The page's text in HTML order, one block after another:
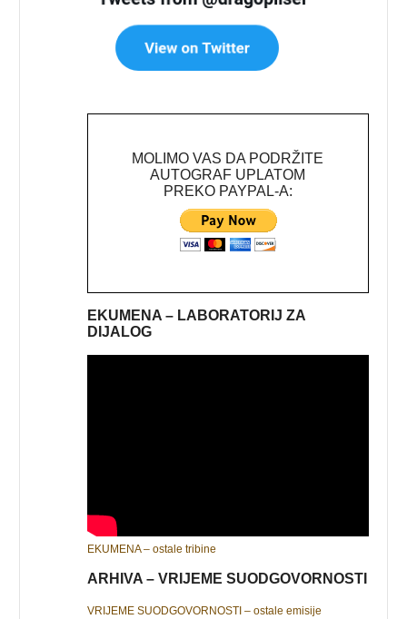
MOLIMO VAS DA PODRŽITE
AUTOGRAF UPLATOM
PREKO PAYPAL-A:
EKUMENA – LABORATORIJ ZA
DIJALOG
EKUMENA – ostale tribine
ARHIVA – VRIJEME SUODGOVORNOSTI
VRIJEME SUODGOVORNOSTI – ostale emisije